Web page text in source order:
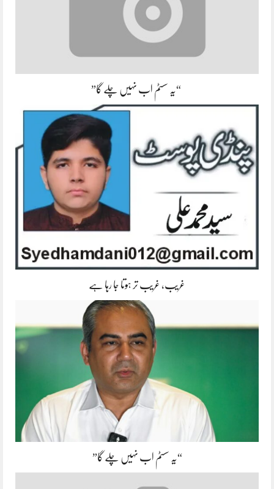
“یہ سسٹم اب نہیں چلے گا”
غریب، غریب تر ہوتا جا رہا ہے
“یہ سسٹم اب نہیں چلے گا”